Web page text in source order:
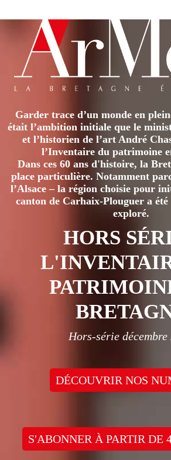
CENT-
DEUX
Garder trace d’un monde en
était l’ambition initiale que le
et l’historien de l’art André
l’Inventaire du patrimoine
Dans ces 60 ans d'histoire, la
place particulière. Notamment
l’Alsace – la région choisie pour
canton de Carhaix-Plouguer a
exploré.
HORS
Hors-série décembre
DÉCOUVRIR NOS
S'ABONNER À PARTIR DE